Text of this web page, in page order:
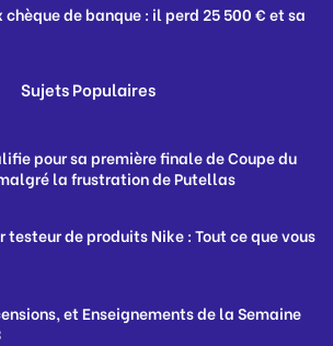
chèque de banque : il perd 25 500 € et sa
Sujets Populaires
pour sa première finale de Coupe du
la frustration de Putellas
testeur de produits Nike : Tout ce que vous
et Enseignements de la Semaine